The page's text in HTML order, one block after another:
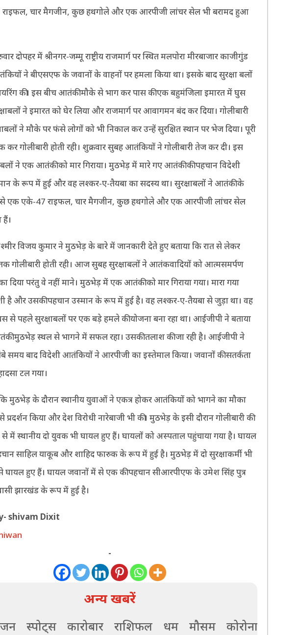
चार मैगजीन, कुछ हथगोले और एक आरपीजी लांचर सेल भी बरामद हुआ
दोपहर में श्रीनगर-जम्मू राष्ट्रीय राजमार्ग पर स्थित मलपोरा मीरबाजार काजीगुंड
ने बीएसएफ के जवानों के वाहनों पर हमला किया था। इसके बाद सुरक्षा बलों
की। इस बीच आतंकी मौके से भाग कर पास की एक बहुमंजिला इमारत में घुस
ने इमारत को घेर लिया और राजमार्ग पर आवागमन बंद कर दिया। गोलीबारी
ने मौके पर फंसे लोगों को भी निकाल कर उन्हें सुरक्षित स्थान पर भेज दिया। पूरी
गोलीबारी होती रही। शुक्रवार सुबह आतंकियों ने गोलीबारी तेज कर दी। इस
ने एक आतंकी को मार गिराया। मुठभेड़ में मारे गए आतंकी की पहचान विदेशी
के रूप में हुई और वह लश्कर-ए-तैयबा का सदस्य था। सुरक्षाबलों ने आतंकी के
एक एके-47 राइफल, चार मैगजीन, कुछ हथगोले और एक आरपीजी लांचर सेल
हैं।
विजय कुमार ने मुठभेड़ के बारे में जानकारी देते हुए बताया कि रात से लेकर
गोलीबारी होती रही। आज सुबह सुरक्षाबलों ने आतंकवादियों को आत्मसमर्पण
दिया परंतु वे नहीं माने। मुठभेड़ में एक आतंकी को मार गिराया गया। मारा गया
है और उसकी पहचान उस्मान के रूप में हुई है। वह लश्कर-ए-तैयबा से जुड़ा था। वह
से पहले सुरक्षाबलों पर एक बड़े हमले की योजना बना रहा था। आईजीपी ने बताया
मुठभेड़ स्थल से भागने में सफल रहा। उसकी तलाश की जा रही है। आईजीपी ने
समय बाद विदेशी आतंकियों ने आरपीजी का इस्तेमाल किया। जवानों की सतर्कता
टल गया।
मुठभेड़ के दौरान स्थानीय युवाओं ने एकत्र होकर आतंकियों को भागने का मौका
प्रदर्शन किया और देश विरोधी नारेबाजी भी की। मुठभेड़ के इसी दौरान गोलीबारी की
स्थानीय दो युवक भी घायल हुए हैं। घायलों को अस्पताल पहुंचाया गया है। घायल
साहिल याकूब और शाहिद फारुक के रूप में हुई है। मुठभेड़ में दो सुरक्षाकर्मी भी
घायल हुए हैं। घायल जवानों में से एक की पहचान सीआरपीएफ के उमेश सिंह पुत्र
झारखंड के रूप में हुई है।
shivam Dixit
-
अन्य खबरें
स्पोर्ट्स कारोबार राशिफल धर्म मौसम कोरोना